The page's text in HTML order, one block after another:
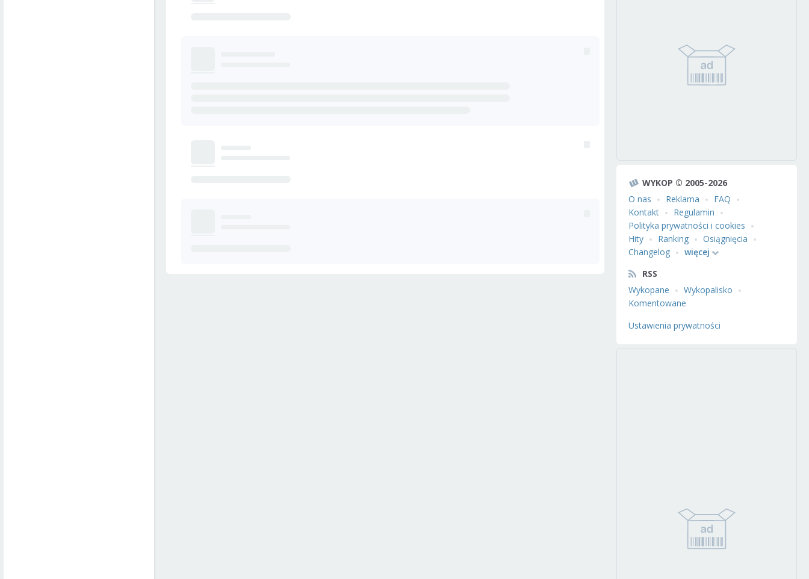
WYKOP © 2005-2026
O nas
Reklama
FAQ
Kontakt
Regulamin
Polityka prywatności i cookies
Hity
Ranking
Osiągnięcia
Changelog
więcej
RSS
Wykopane
Wykopalisko
Komentowane
Ustawienia prywatności